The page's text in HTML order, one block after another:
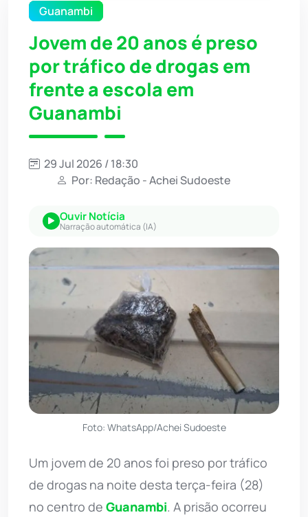
Guanambi
Jovem de 20 anos é preso
por tráfico de drogas em
frente a escola em
Guanambi
29 Jul 2026 / 18:30
Por: Redação - Achei Sudoeste
Ouvir Notícia
Narração automática (IA)
Foto: WhatsApp/Achei Sudoeste
Um jovem de 20 anos foi preso por tráfico
de drogas na noite desta terça-feira (28)
no centro de Guanambi. A prisão ocorreu